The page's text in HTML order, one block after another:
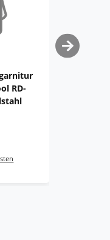
RD-